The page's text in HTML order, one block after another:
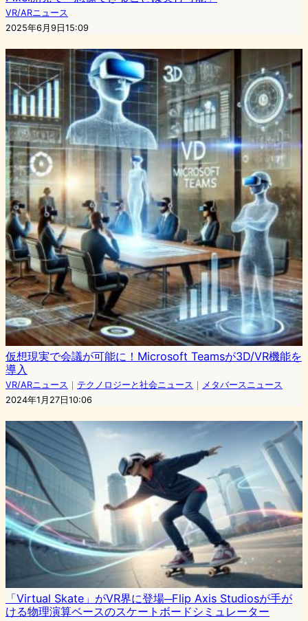
VR/ARニュース
2025年6月9日15:09
仮想現実で会議が可能に！Microsoft Teamsが3D/VR機能を
導入
VR/ARニュース ｜ テクノロジーと社会ニュース ｜ メタバースニュース
2024年1月27日10:06
「Virtual Skate」がVR界に登場─Flip Axis Studiosが手が
ける物理演算ベースのスケートボードシミュレーター